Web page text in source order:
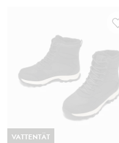
VATTENTÄT